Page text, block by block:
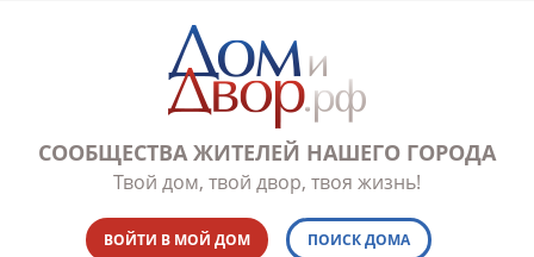
СООБЩЕСТВА ЖИТЕЛЕЙ НАШЕГО ГОРОДА
Твой дом, твой двор, твоя жизнь!
ВОЙТИ В МОЙ ДОМ ПОИСК ДОМА